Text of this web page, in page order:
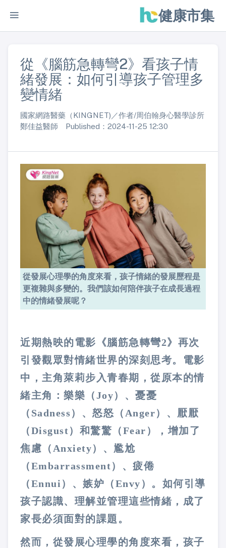
健康市集
從《腦筋急轉彎2》看孩子情
緒發展：如何引導孩子管理多
變情緒
國家網路醫藥（KINGNET)／作者/周伯翰身心醫學診所
鄭佳益醫師 Published：2024-11-25 12:30
從發展心理學的角度來看，孩子情緒的發展歷程是
更複雜與多變的。我們該如何陪伴孩子在成長過程
中的情緒發展呢？
近期熱映的電影《腦筋急轉彎2》再次
引發觀眾對情緒世界的深刻思考。電影
中，主角萊莉步入青春期，從原本的情
緒主角：樂樂（Joy）、憂憂
（Sadness）、怒怒（Anger）、厭厭
（Disgust）和驚驚（Fear），增加了
焦慮（Anxiety）、尷尬
（Embarrassment）、疲倦
（Ennui）、嫉妒（Envy）。如何引導
孩子認識、理解並管理這些情緒，成了
家長必須面對的課題。
然而，從發展心理學的角度來看，孩子